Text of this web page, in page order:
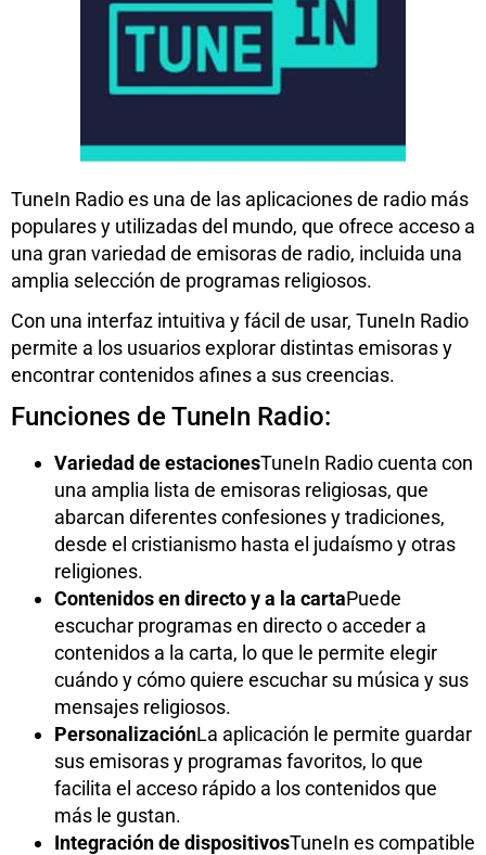
TuneIn Radio es una de las aplicaciones de radio más
populares y utilizadas del mundo, que ofrece acceso a
una gran variedad de emisoras de radio, incluida una
amplia selección de programas religiosos.
Con una interfaz intuitiva y fácil de usar, TuneIn Radio
permite a los usuarios explorar distintas emisoras y
encontrar contenidos afines a sus creencias.
Funciones de TuneIn Radio:
Variedad de estacionesTuneIn Radio cuenta con
una amplia lista de emisoras religiosas, que
abarcan diferentes confesiones y tradiciones,
desde el cristianismo hasta el judaísmo y otras
religiones.
Contenidos en directo y a la cartaPuede
escuchar programas en directo o acceder a
contenidos a la carta, lo que le permite elegir
cuándo y cómo quiere escuchar su música y sus
mensajes religiosos.
PersonalizaciónLa aplicación le permite guardar
sus emisoras y programas favoritos, lo que
facilita el acceso rápido a los contenidos que
más le gustan.
Integración de dispositivosTuneIn es compatible